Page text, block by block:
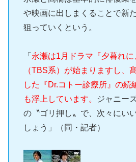
や映画に出しまくることで新
狙っていくという。
「 永瀬は1月ドラマ『夕暮れに
（TBS系）が始まりますし、
した『Dr.コトー診療所』の続
も浮上しています。
ジャニー
の〝ゴリ押し〟で、次々にい
しょう」（同・記者）